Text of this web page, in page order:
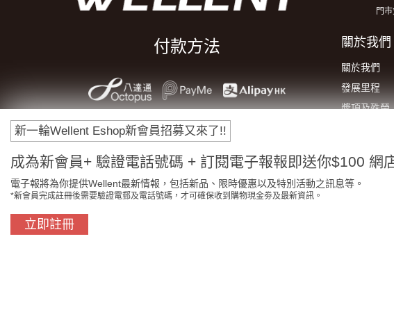
付款方法
門
關於我們
關於我們
發展里程
獎項及殊榮
新一輪Wellent Eshop新會員招募又來了!!
成為新會員+ 驗證電話號碼 + 訂閱電子報報即送你$100 網
電子報將為你提供Wellent最新情報，包括新品、限時優惠以及特別活動之訊息等。
*新會員完成註冊後需要驗證電郵及電話號碼，才可確保收到購物現金劵及最新資訊。
立即註冊